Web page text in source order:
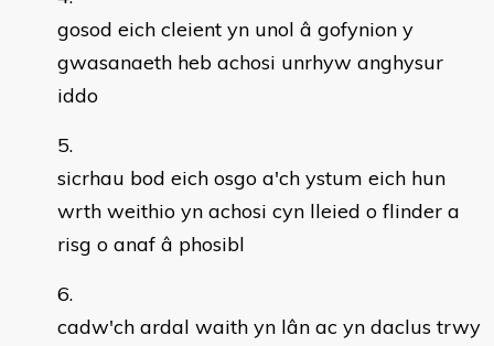
gosod eich cleient yn unol â gofynion y
gwasanaeth heb achosi unrhyw anghysur
iddo
sicrhau bod eich osgo a'ch ystum eich hun
wrth weithio yn achosi cyn lleied o flinder a
risg o anaf â phosibl
cadw'ch ardal waith yn lân ac yn daclus trwy